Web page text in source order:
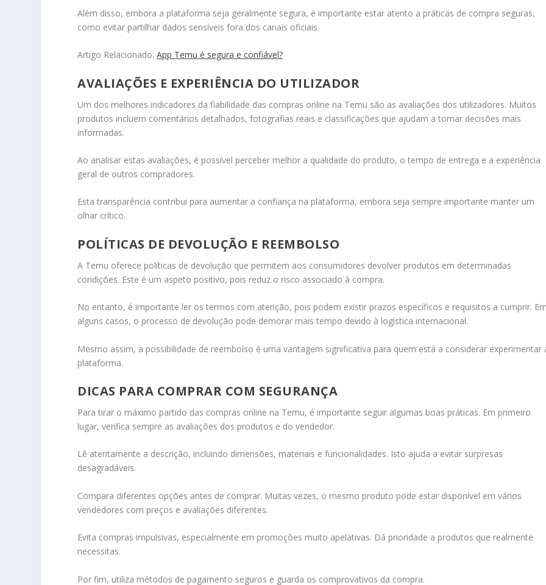
Além disso, embora a plataforma seja geralmente segura, é importante estar atento a práticas de compra seguras,
como evitar partilhar dados sensíveis fora dos canais oficiais.
Artigo Relacionado:App Temu é segura e confiável?
AVALIAÇÕES E EXPERIÊNCIA DO UTILIZADOR
Um dos melhores indicadores da fiabilidade das compras online na Temu são as avaliações dos utilizadores. Muitos
produtos incluem comentários detalhados, fotografias reais e classificações que ajudam a tomar decisões mais
informadas.
Ao analisar estas avaliações, é possível perceber melhor a qualidade do produto, o tempo de entrega e a experiência
geral de outros compradores.
Esta transparência contribui para aumentar a confiança na plataforma, embora seja sempre importante manter um
olhar crítico.
POLÍTICAS DE DEVOLUÇÃO E REEMBOLSO
A Temu oferece políticas de devolução que permitem aos consumidores devolver produtos em determinadas
condições. Este é um aspeto positivo, pois reduz o risco associado à compra.
No entanto, é importante ler os termos com atenção, pois podem existir prazos específicos e requisitos a cumprir.
alguns casos, o processo de devolução pode demorar mais tempo devido à logística internacional.
Mesmo assim, a possibilidade de reembolso é uma vantagem significativa para quem está a considerar experimentar
plataforma.
DICAS PARA COMPRAR COM SEGURANÇA
Para tirar o máximo partido das compras online na Temu, é importante seguir algumas boas práticas. Em primeiro
lugar, verifica sempre as avaliações dos produtos e do vendedor.
Lê atentamente a descrição, incluindo dimensões, materiais e funcionalidades. Isto ajuda a evitar surpresas
desagradáveis.
Compara diferentes opções antes de comprar. Muitas vezes, o mesmo produto pode estar disponível em vários
vendedores com preços e avaliações diferentes.
Evita compras impulsivas, especialmente em promoções muito apelativas. Dá prioridade a produtos que realmente
necessitas.
Por fim, utiliza métodos de pagamento seguros e guarda os comprovativos da compra.